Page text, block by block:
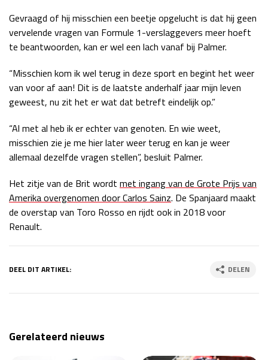
Gevraagd of hij misschien een beetje opgelucht is dat hij geen
vervelende vragen van Formule 1-verslaggevers meer hoeft
te beantwoorden, kan er wel een lach vanaf bij Palmer.
“Misschien kom ik wel terug in deze sport en begint het weer
van voor af aan! Dit is de laatste anderhalf jaar mijn leven
geweest, nu zit het er wat dat betreft eindelijk op.”
“Al met al heb ik er echter van genoten. En wie weet,
misschien zie je me hier later weer terug en kan je weer
allemaal dezelfde vragen stellen”, besluit Palmer.
Het zitje van de Brit wordt met ingang van de Grote Prijs van
Amerika overgenomen door Carlos Sainz. De Spanjaard maakt
de overstap van Toro Rosso en rijdt ook in 2018 voor
Renault.
DEEL DIT ARTIKEL: DELEN
Gerelateerd nieuws